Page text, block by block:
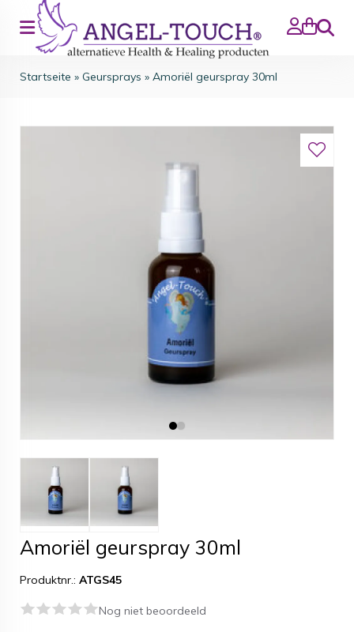
Suche
Startseite » Geursprays » Amoriël geurspray 30ml
Amoriël geurspray 30ml
Produktnr.: ATGS45
Nog niet beoordeeld